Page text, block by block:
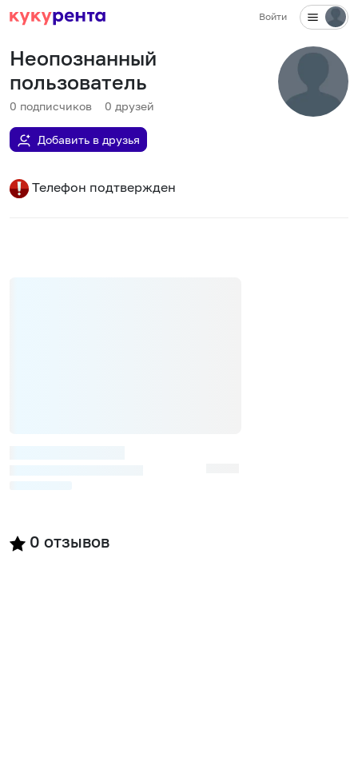
Войти
Неопознанный
пользователь
0 подписчиков 0 друзей
Добавить в друзья
Телефон подтвержден
0 отзывов